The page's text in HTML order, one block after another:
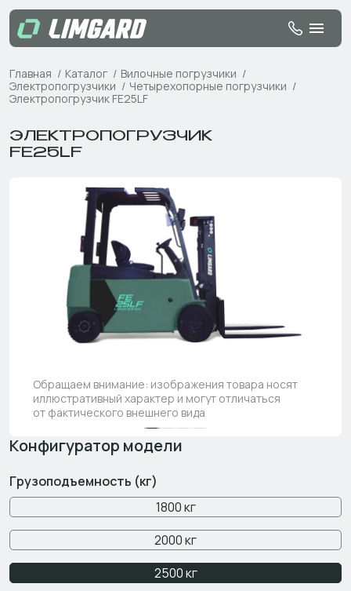
Главная Каталог
Вилочные погрузчики
Электропогрузчики
Четырехопорные погрузчики
Электропогрузчик FE25LF
ЭЛЕКТРОПОГРУЗЧИК
FE25LF
Обращаем внимание: изображения товара носят
иллюстративный характер и могут отличаться
от фактического внешнего вида
Конфигуратор модели
Грузоподъемность (кг)
1800 кг
2000 кг
2500 кг